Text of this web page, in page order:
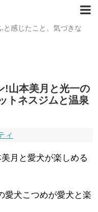
と感じたこと、気づきな
本美月と光一の
トネスジムと温泉
ィ
月と愛犬が楽しめる
愛犬こつめが愛犬と楽